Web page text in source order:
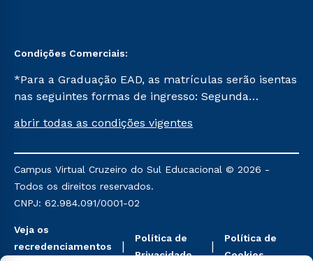
Condições Comerciais:
*Para a Graduação EAD, as matrículas serão isentas
nas seguintes formas de ingresso: Segunda
Já para as demais, a taxa de matrícula será de R$
mencionadas são referentes aos cursos: Ensino
Religioso, Geografia para a Docência e Metodologia
do Ensino de História: Questões Atuais.
abrir todas as condições vigentes
Campus Virtual Cruzeiro do Sul Educacional © 2026 -
Todos os direitos reservados.
CNPJ: 62.984.091/0001-02
Veja os
recredenciamentos
Política de
Privacidade
Política de
Cookies